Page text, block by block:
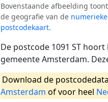
Bovenstaande afbeelding
de geografie van de
postcodekaart.
De postcode 1091 ST
gemeente Amsterdam.
Download de
Amsterdam of voor heel